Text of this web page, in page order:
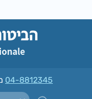
04-8812345